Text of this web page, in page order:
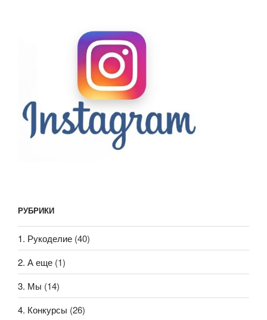
РУБРИКИ
1. Рукоделие (40)
2. А еще (1)
3. Мы (14)
4. Конкурсы (26)